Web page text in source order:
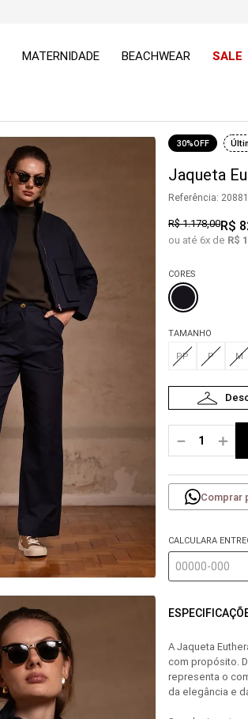
MATERNIDADE BEACHWEAR SALE
30%OFF
Jaqueta
Referência:
R$1.178,00R$
ou até 6x de R$
CORES
TAMANHO
PP P M
＋
－
Comprar
CALCULARA
A Jaqueta
com propósito.
representa o
da elegância e